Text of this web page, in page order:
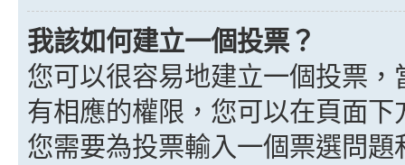
我該如何建立一個投票？
您可以很容易地建立一個投票
有相應的權限，您可以在頁面
您需要為投票輸入一個票選問